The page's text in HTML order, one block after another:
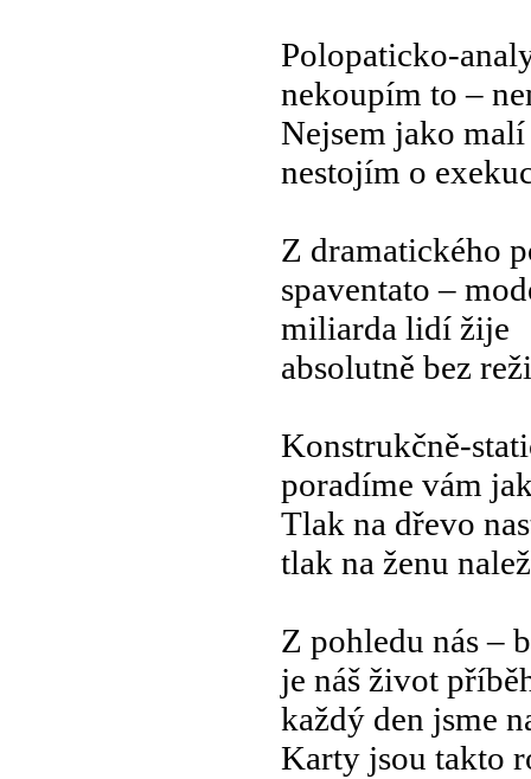
Polopaticko-
nekoupím to –
Nejsem jako
nestojím o
Z dramatického
spaventato –
miliarda lidí žije
absolutně bez
Konstrukčně-
poradíme vám
Tlak na dřevo
tlak na ženu
Z pohledu nás –
je náš život
každý den jsme
Karty jsou takto